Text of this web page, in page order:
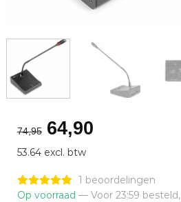
74,95 Oorspronkelijke
prijs
was:
€74,95.
64,90Huidige
€64,90.
53.64 excl. btw
1 beoordelingen
Op voorraad — Voor 23:59 besteld,